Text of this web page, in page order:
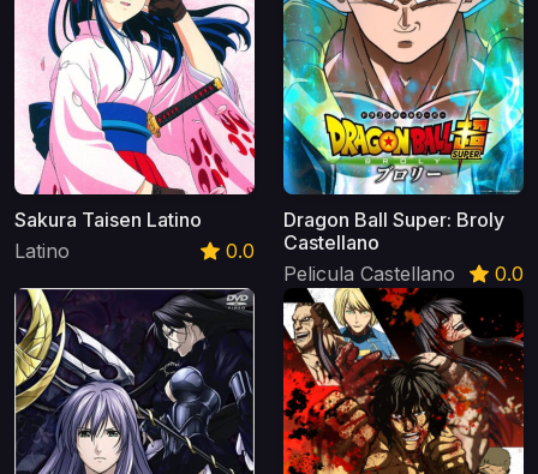
Sakura Taisen Latino
Latino
0.0
Dragon Ball Super: Broly
Castellano
Pelicula Castellano
0.0